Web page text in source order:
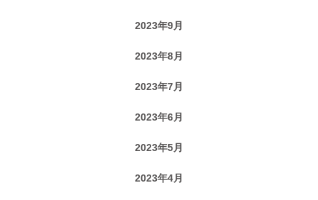
2023年9月
2023年8月
2023年7月
2023年6月
2023年5月
2023年4月